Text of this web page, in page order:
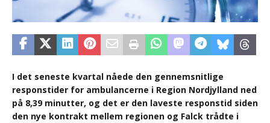
I det seneste kvartal nåede den gennemsnitlige
responstider for ambulancerne i Region Nordjylland ned
på 8,39 minutter, og det er den laveste responstid siden
den nye kontrakt mellem regionen og Falck trådte i